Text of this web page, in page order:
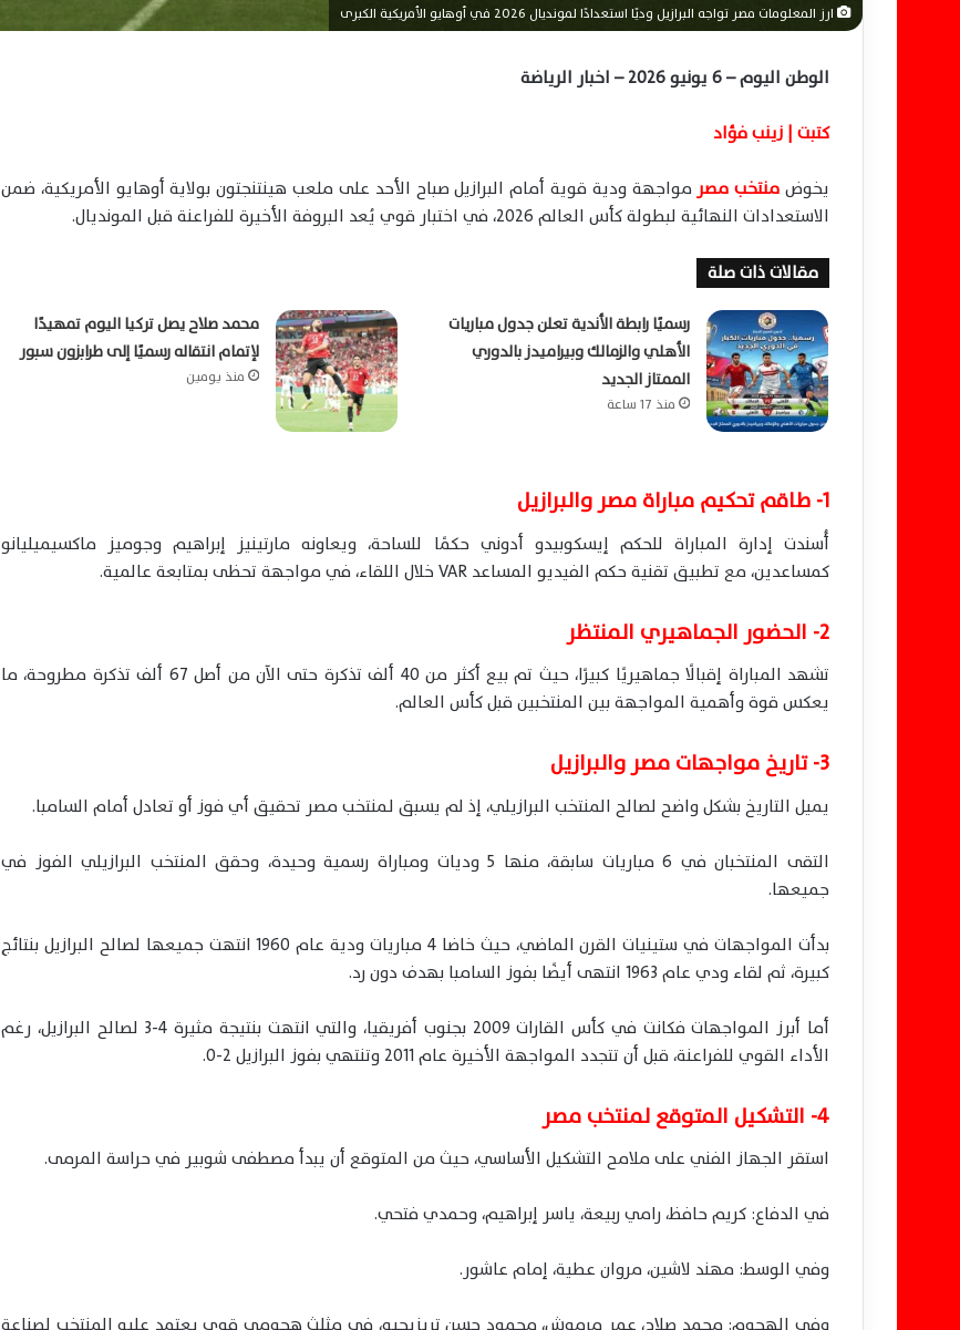
ارز المعلومات مصر تواجه البرازيل وديًا استعدادًا لمونديال 2026 في أوهايو الأمريكية الكبرى
الوطن اليوم – 6 يونيو 2026 – اخبار الرياضة
كتبت | زينب فؤاد
يخوض منتخب مصر مواجهة ودية قوية أمام البرازيلصباح الأحد على ملعب هينتنجتون بولاية أوهايو الأمريكية، ضمن
الاستعدادات النهائية لبطولة كأس العالم 2026، في اختبار قوي يُعد البروفة الأخيرة للفراعنة قبل المونديال.
مقالات ذات صلة
رسميًا رابطة الأندية تعلن جدول مباريات
الأهلي والزمالك وبيراميدز بالدوري
الممتاز الجديد
منذ 17 ساعة
محمد صلاح يصل تركيا اليوم تمهيدًا
لإتمام انتقاله رسميًا إلى طرابزون سبور
منذ يومين
1- طاقم تحكيم مباراة مصر والبرازيل
أُسندت إدارة المباراة للحكم إيسكوبيدو أدوني حكمًا للساحة، ويعاونه مارتينيز إبراهيم وجوميز ماكسيميليانو
كمساعدين، مع تطبيق تقنية حكم الفيديو المساعد VAR خلال اللقاء، في مواجهة تحظى بمتابعة عالمية.
2- الحضور الجماهيري المنتظر
تشهد المباراة إقبالًا جماهيريًا كبيرًا، حيث تم بيع أكثر من 40 ألف تذكرة حتى الآن من أصل 67 ألف تذكرة مطروحة، ما
يعكس قوة وأهمية المواجهة بين المنتخبين قبل كأس العالم.
3- تاريخ مواجهات مصر والبرازيل
يميل التاريخ بشكل واضح لصالح المنتخب البرازيلي، إذ لم يسبق لـمنتخب مصر تحقيق أي فوز أو تعادل أمام السامبا.
التقى المنتخبان في 6 مباريات سابقة، منها 5 وديات ومباراة رسمية وحيدة، وحقق المنتخب البرازيلي الفوز في
جميعها.
بدأت المواجهات في ستينيات القرن الماضي، حيث خاضا 4 مباريات ودية عام 1960 انتهت جميعها لصالح البرازيل بنتائج
كبيرة، ثم لقاء ودي عام 1963 انتهى أيضًا بفوز السامبا بهدف دون رد.
أما أبرز المواجهات فكانت في كأس القارات 2009 بجنوب أفريقيا، والتي انتهت بنتيجة مثيرة 4-3 لصالح البرازيل، رغم
الأداء القوي للفراعنة، قبل أن تتجدد المواجهة الأخيرة عام 2011 وتنتهي بفوز البرازيل 2-0.
4- التشكيل المتوقع لمنتخب مصر
استقر الجهاز الفني على ملامح التشكيل الأساسي، حيث من المتوقع أن يبدأ مصطفى شوبير في حراسة المرمى.
في الدفاع: كريم حافظ، رامي ربيعة، ياسر إبراهيم، وحمدي فتحي.
وفي الوسط: مهند لاشين، مروان عطية، إمام عاشور.